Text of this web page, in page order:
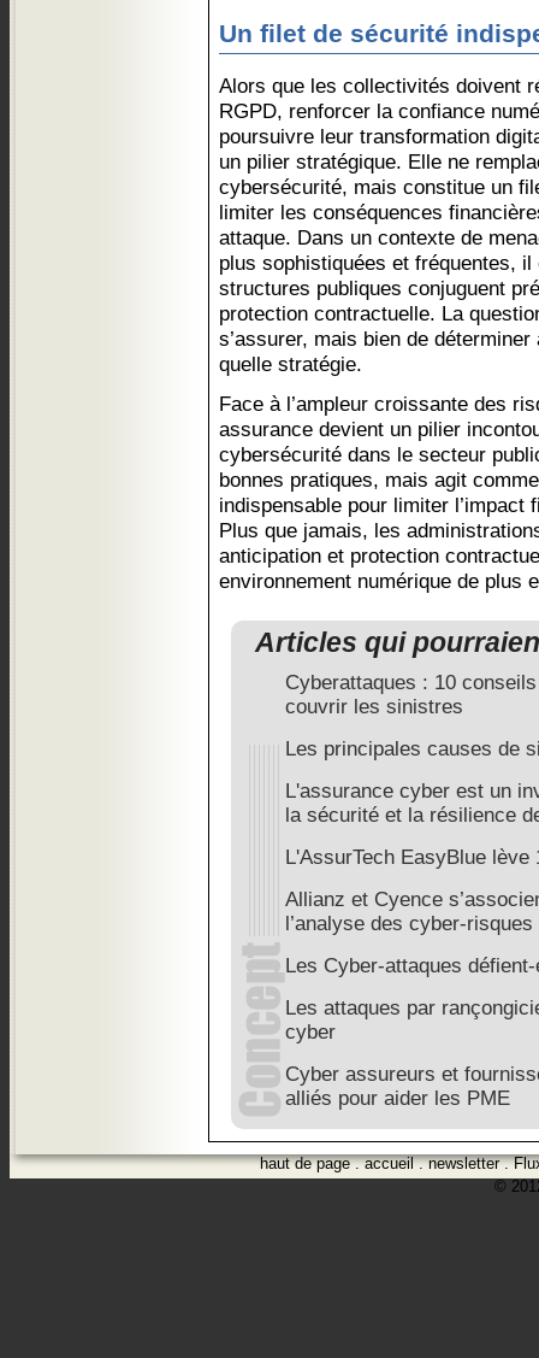
Un filet de sécurité
Alors que les collectivités doivent
RGPD, renforcer la confiance
poursuivre leur transformation
un pilier stratégique. Elle ne
cybersécurité, mais constitue un
limiter les conséquences
attaque. Dans un contexte de
plus sophistiquées et fréquentes,
structures publiques conjuguent
protection contractuelle. La
s’assurer, mais bien de
quelle stratégie.
Face à l’ampleur croissante des
assurance devient un pilier
cybersécurité dans le secteur
bonnes pratiques, mais agit
indispensable pour limiter l’impact
Plus que jamais, les
anticipation et protection
environnement numérique de plus
Articles qui
Cyberattaques : 10
couvrir les sinistres
Les principales causes de
L'assurance cyber est un
la sécurité et la résilience
L'AssurTech EasyBlue lève
Allianz et Cyence
l’analyse des cyber-risques
Les Cyber-attaques
Les attaques par
cyber
Cyber assureurs et
alliés pour aider les PME
haut de page.accueil.newsletter.
©